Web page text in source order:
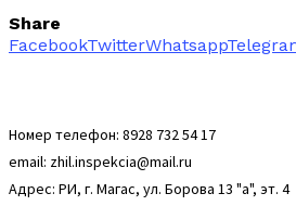
Share
FacebookTwitterWhatsapp
Номер телефон: 8928 732 54 17
email: zhil.inspekcia@mail.ru
Адрес: РИ, г. Магас, ул. Борова 13 "а", эт. 4